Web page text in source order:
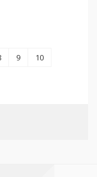
9
10